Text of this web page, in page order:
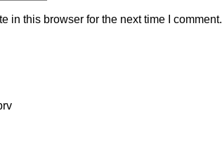
in this browser for the next time I comment.